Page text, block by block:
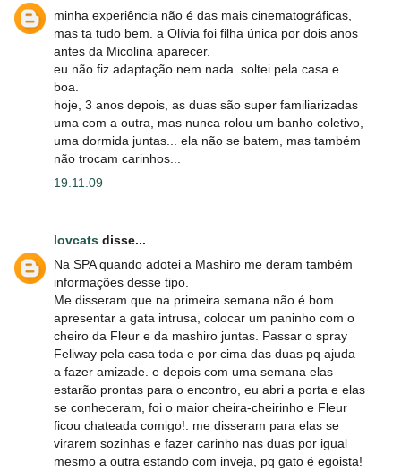
minha experiência não é das mais cinematográficas,
mas ta tudo bem. a Olívia foi filha única por dois anos
antes da Micolina aparecer.
eu não fiz adaptação nem nada. soltei pela casa e
boa.
hoje, 3 anos depois, as duas são super familiarizadas
uma com a outra, mas nunca rolou um banho coletivo,
uma dormida juntas... ela não se batem, mas também
não trocam carinhos...
19.11.09
lovcats disse...
Na SPA quando adotei a Mashiro me deram também
informações desse tipo.
Me disseram que na primeira semana não é bom
apresentar a gata intrusa, colocar um paninho com o
cheiro da Fleur e da mashiro juntas. Passar o spray
Feliway pela casa toda e por cima das duas pq ajuda
a fazer amizade. e depois com uma semana elas
estarão prontas para o encontro, eu abri a porta e elas
se conheceram, foi o maior cheira-cheirinho e Fleur
ficou chateada comigo!. me disseram para elas se
virarem sozinhas e fazer carinho nas duas por igual
mesmo a outra estando com inveja, pq gato é egoista!